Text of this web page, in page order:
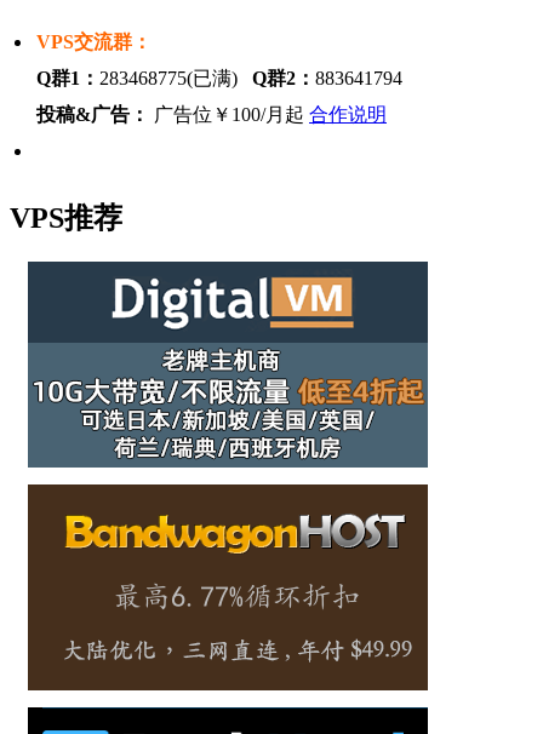
VPS交流群：
Q群1： 283468775(已满) Q群2： 883641794
投稿&广告： 广告位￥100/月起 合作说明
VPS推荐